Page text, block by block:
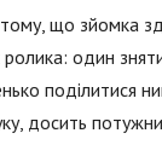
що зйомка
один
поділитися
досить